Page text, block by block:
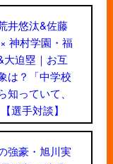
井悠汰&佐藤
神村学園・福
大迫塁｜お互
は？「中学校
知っていて、
選手対談】
強豪・旭川実